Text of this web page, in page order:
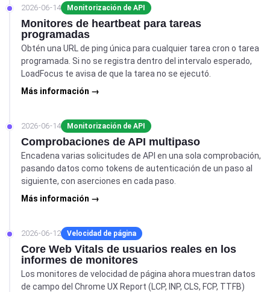
2026-06-14 Monitorización de API
Monitores de heartbeat para tareas
programadas
Obtén una URL de ping única para cualquier tarea cron o tarea
programada. Si no se registra dentro del intervalo esperado,
LoadFocus te avisa de que la tarea no se ejecutó.
Más información →
2026-06-14 Monitorización de API
Comprobaciones de API multipaso
Encadena varias solicitudes de API en una sola comprobación,
pasando datos como tokens de autenticación de un paso al
siguiente, con aserciones en cada paso.
Más información →
2026-06-12 Velocidad de página
Core Web Vitals de usuarios reales en los
informes de monitores
Los monitores de velocidad de página ahora muestran datos
de campo del Chrome UX Report (LCP, INP, CLS, FCP, TTFB)